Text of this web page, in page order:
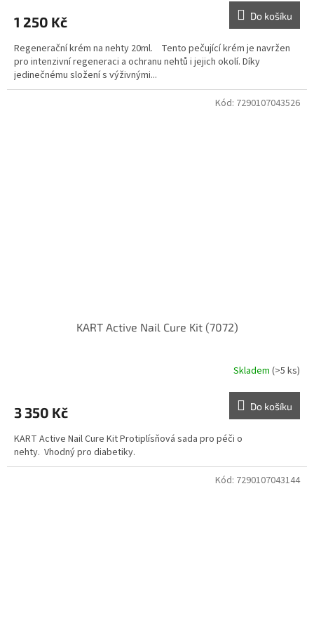
1 250 Kč Do košíku
Regenerační krém na nehty 20ml. Tento pečující krém je navržen
pro intenzivní regeneraci a ochranu nehtů i jejich okolí. Díky
jedinečnému složení s výživnými...
KART Active Nail Cure Kit (7072)
Skladem (>5 ks)
3 350 Kč Do košíku
KART Active Nail Cure Kit Protiplísňová sada pro péči o
nehty. Vhodný pro diabetiky.
Kód: 7290107043526
Kód: 7290107043144